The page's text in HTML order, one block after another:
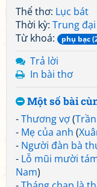
Thể thơ: Lục bát
Thời kỳ: Trung đại
Từ khoá:
phụ bạc
Trả lời
In bài thơ
Một số bài
-Thương vợ(
- Mẹ của anh (
- Người đàn bà
- Lỗ mũi mười
Nam)